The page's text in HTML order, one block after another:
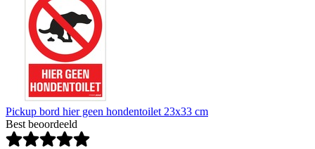
Pickup bord hier geen hondentoilet 23x33 cm
Best beoordeeld